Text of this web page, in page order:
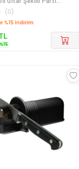
cm
(0)
%15